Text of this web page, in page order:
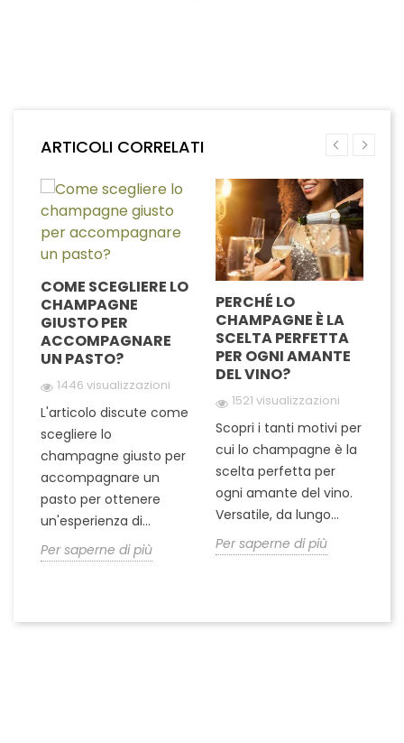
ARTICOLI CORRELATI
COME SCEGLIERE LO
CHAMPAGNE
GIUSTO PER
ACCOMPAGNARE
UN PASTO?
1446 visualizzazioni
L'articolo discute come
scegliere lo
champagne giusto per
accompagnare un
pasto per ottenere
un'esperienza di...
Per saperne di più
PERCHÉ LO
CHAMPAGNE È LA
SCELTA PERFETTA
PER OGNI AMANTE
DEL VINO?
1521 visualizzazioni
Scopri i tanti motivi per
cui lo champagne è la
scelta perfetta per
ogni amante del vino.
Versatile, da lungo...
Per saperne di più